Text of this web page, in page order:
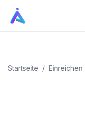
Startseite / Einreichen